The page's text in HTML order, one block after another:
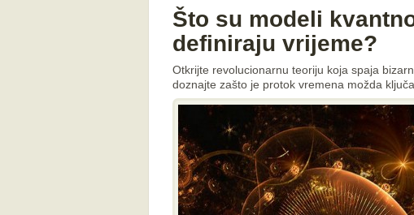
Što su modeli
definiraju vrijeme?
Otkrijte revolucionarnu teoriju koja spaja
doznajte zašto je protok vremena možda